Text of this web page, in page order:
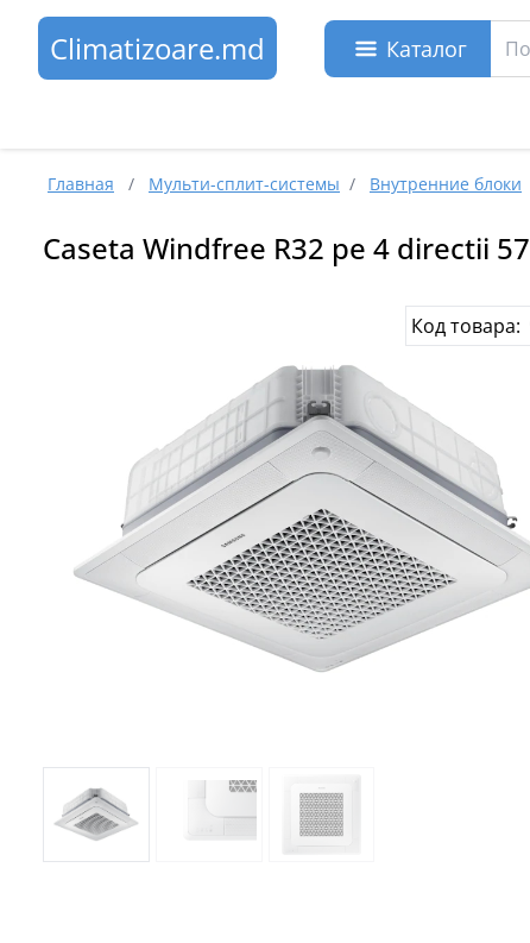
Climatizoare.md Каталог
Главная / Мульти-сплит-системы / Внутренние блоки
Caseta Windfree R32 pe 4 directii
Код товара: